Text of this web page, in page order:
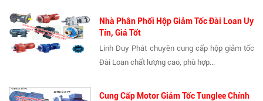
Nhà Phân Phối Hộp Giảm Tốc Đài Loan Uy
Tín, Giá Tốt
Linh Duy Phát chuyên cung cấp hộp giảm tốc
Đài Loan chất lượng cao, phù hợp...
Cung Cấp Motor Giảm Tốc Tunglee Chính